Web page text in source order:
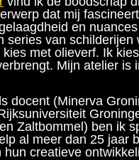
dat mij
en
series van schilderijen
kies met olieverf. Ik
Mijn atelier is
docent (Minerva
Zaltbommel) ben ik
al meer dan 25 jaar
hun creatieve